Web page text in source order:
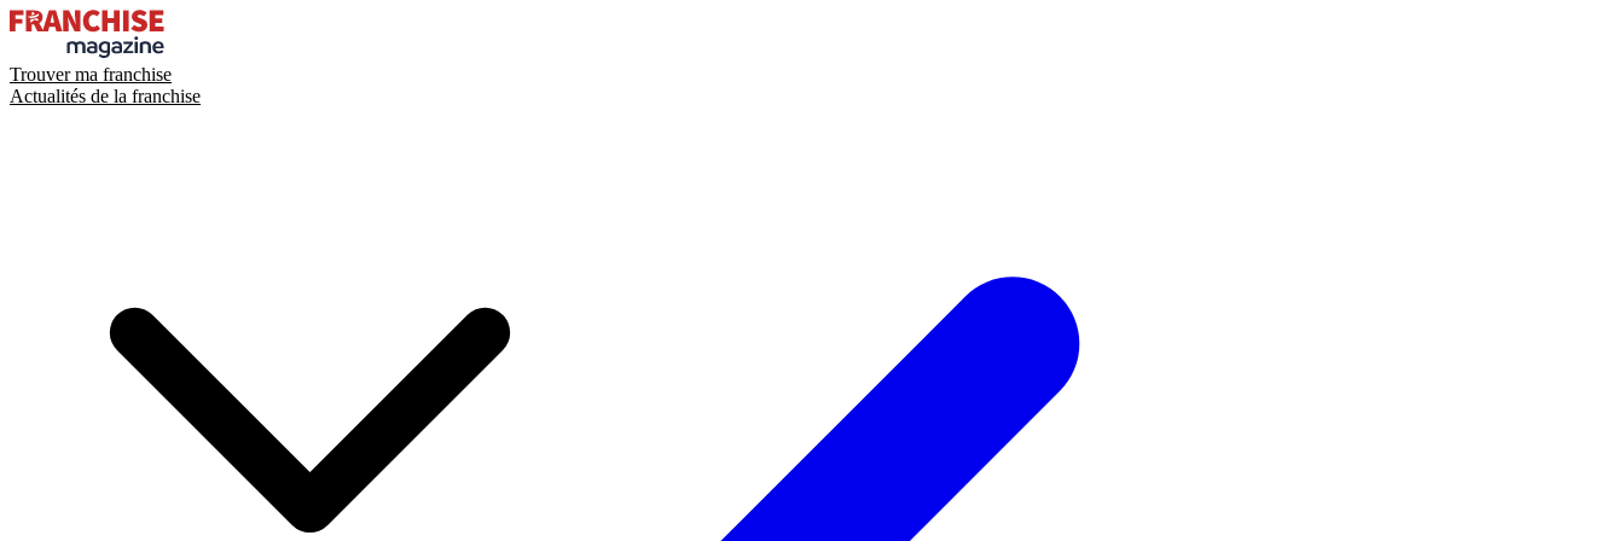
Trouver ma franchise
Actualités de la franchise